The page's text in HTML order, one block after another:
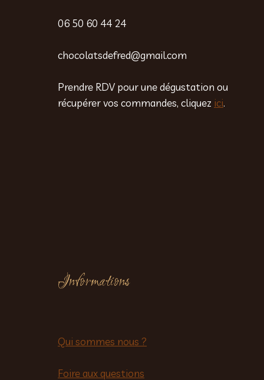
06 50 60 44 24
chocolatsdefred@gmail.com
Prendre RDV pour une dégustation ou
récupérer vos commandes, cliquez ici.
Informations
Qui sommes nous ?
Foire aux questions